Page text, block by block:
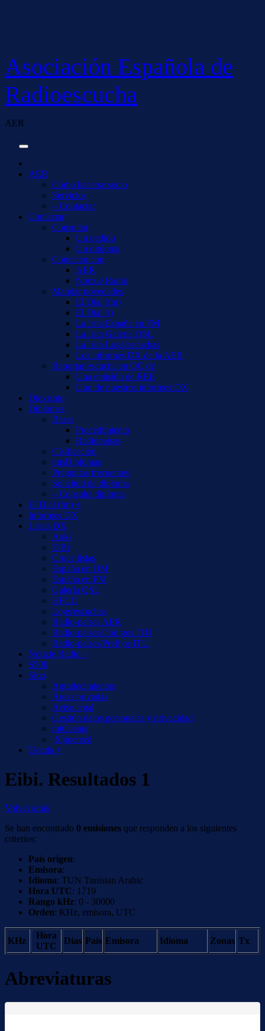
Asociación Española de
Radioescucha
AER
AER
Cómo hacerse socio
Servicios
– Contactar
Contactar
Consultar
Un pedido
Un diploma
Contactar con
AER
Notizie Radio
Mandar novedades
El Dial (fm)
El Dial (i)
La lista España en FM
La lista Galería QSL
La lista Logs/escuchas
Los informes DX de la AER
Reportar escucha en OC de
Una emisión de REE
Uno de nuestros informes DX
Diexismo
Diplomas
Bases
Procedimiento
Radiopaíses
Clsificación
misDiplomas
Preguntas frecuentes
Solicitud de diploma
– Consulta diploma
El Dial (fm) +
Informes DX
Listas DX
Aoki
EiBi
Cruce listas
España en OM
España en FM
Galería QSL
HFCC
Logs/escuchas
Radio-países AER
Radio-países/Códigos ITU
Radio-países/Prefijos ITU
Notizie Radio +
S500
Sitio
Agradecimientos
Áreas privadas
Aviso legal
Gestión datos personales y privacidad
miCuenta
¡Síguenos!
Tienda +
Eibi. Resultados 1
Volver atrás
Se han encontrado 0 emisiones que responden a los siguientes
criterios:
País origen:
Emisora:
Idioma: TUN Tunisian Arabic
Hora UTC: 1719
Rango kHz: 0 - 30000
Orden: KHz, emisora, UTC
KHz
Hora
UTC
Días País Emisora Idioma Zonas Tx
Abreviaturas